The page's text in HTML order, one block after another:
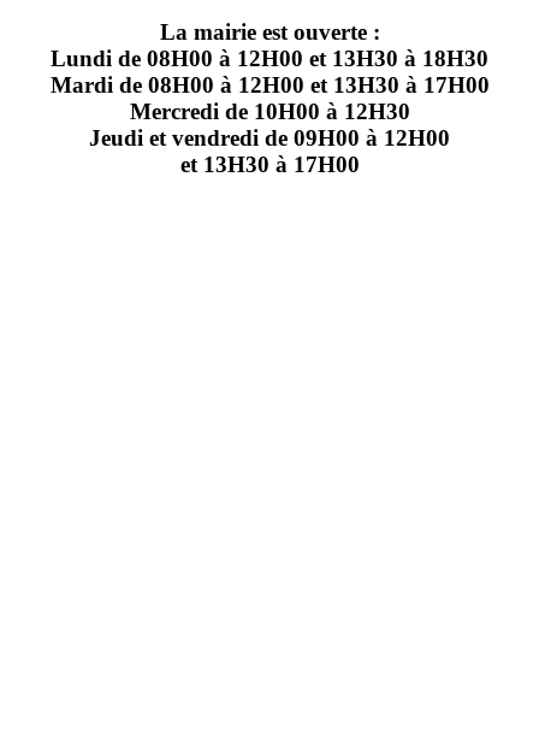
La mairie est ouverte :
Lundi de 08H00 à 12H00 et 13H30 à 18H30
Mardi de 08H00 à 12H00 et 13H30 à 17H00
Mercredi de 10H00 à 12H30
Jeudi et vendredi de 09H00 à 12H00
et 13H30 à 17H00